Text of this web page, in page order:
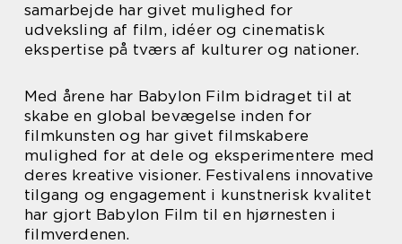
samarbejde har givet mulighed for
udveksling af film, idéer og cinematisk
ekspertise på tværs af kulturer og nationer.
Med årene har Babylon Film bidraget til at
skabe en global bevægelse inden for
filmkunsten og har givet filmskabere
mulighed for at dele og eksperimentere med
deres kreative visioner. Festivalens innovative
tilgang og engagement i kunstnerisk kvalitet
har gjort Babylon Film til en hjørnesten i
filmverdenen.